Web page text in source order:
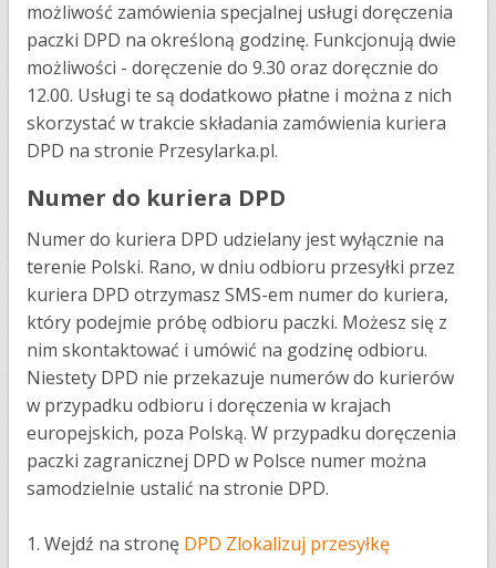
możliwość zamówienia specjalnej usługi doręczenia
paczki DPD na określoną godzinę. Funkcjonują dwie
możliwości - doręczenie do 9.30 oraz doręcznie do
12.00. Usługi te są dodatkowo płatne i można z nich
skorzystać w trakcie składania zamówienia kuriera
DPD na stronie Przesylarka.pl.
Numer do kuriera DPD
Numer do kuriera DPD udzielany jest wyłącznie na
terenie Polski. Rano, w dniu odbioru przesyłki przez
kuriera DPD otrzymasz SMS-em numer do kuriera,
który podejmie próbę odbioru paczki. Możesz się z
nim skontaktować i umówić na godzinę odbioru.
Niestety DPD nie przekazuje numerów do kurierów
w przypadku odbioru i doręczenia w krajach
europejskich, poza Polską. W przypadku doręczenia
paczki zagranicznej DPD w Polsce numer można
samodzielnie ustalić na stronie DPD.
1. Wejdź na stronę DPD Zlokalizuj przesyłkę